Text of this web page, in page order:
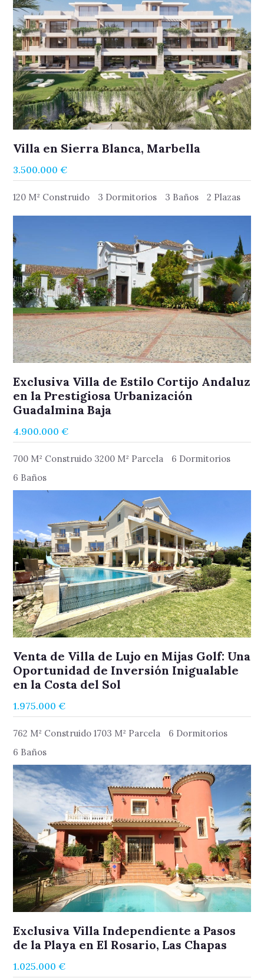
Villa en Sierra Blanca, Marbella
3.500.000 €
120 M² Construido 3 Dormitorios 3 Baños 2 Plazas
Exclusiva Villa de Estilo Cortijo Andaluz
en la Prestigiosa Urbanización
Guadalmina Baja
4.900.000 €
700 M² Construido 3200 M² Parcela
6 Dormitorios
6 Baños
Venta de Villa de Lujo en Mijas Golf: Una
Oportunidad de Inversión Inigualable
en la Costa del Sol
1.975.000 €
762 M² Construido 1703 M² Parcela
6 Dormitorios
6 Baños
Exclusiva Villa Independiente a Pasos
de la Playa en El Rosario, Las Chapas
1.025.000 €